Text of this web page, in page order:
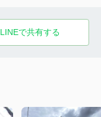
LINEで共有する